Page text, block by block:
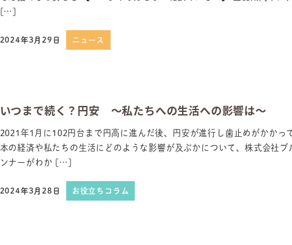
[…]
2024年3月29日 ニュース
いつまで続く？円安 ～私たちへの生活への影響は～
2021年1月に102円台まで円高に進んだ後、円安が進行し歯止めがかかっ
本の経済や私たちの生活にどのような影響が及ぶかについて、株式会社
ンナーがわか […]
2024年3月28日 お役立ちコラム